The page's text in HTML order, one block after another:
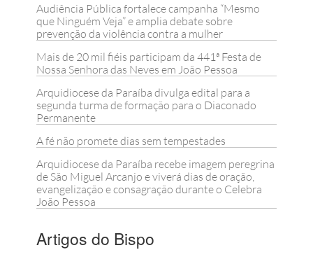
Audiência Pública fortalece campanha “Mesmo
que Ninguém Veja” e amplia debate sobre
prevenção da violência contra a mulher
Mais de 20 mil fiéis participam da 441ª Festa de
Nossa Senhora das Neves em João Pessoa
Arquidiocese da Paraíba divulga edital para a
segunda turma de formação para o Diaconado
Permanente
A fé não promete dias sem tempestades
Arquidiocese da Paraíba recebe imagem peregrina
de São Miguel Arcanjo e viverá dias de oração,
evangelização e consagração durante o Celebra
João Pessoa
Artigos do Bispo